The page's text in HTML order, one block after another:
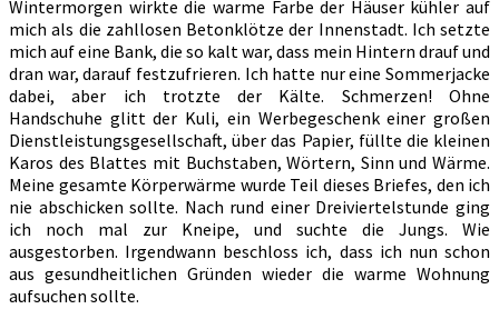
Wintermorgen wirkte die warme Farbe der Häuser kühler auf
mich als die zahllosen Betonklötze der Innenstadt. Ich setzte
mich auf eine Bank, die so kalt war, dass mein Hintern drauf und
dran war, darauf festzufrieren. Ich hatte nur eine Sommerjacke
dabei, aber ich trotzte der Kälte. Schmerzen! Ohne
Handschuhe glitt der Kuli, ein Werbegeschenk einer großen
Dienstleistungsgesellschaft, über das Papier, füllte die kleinen
Karos des Blattes mit Buchstaben, Wörtern, Sinn und Wärme.
Meine gesamte Körperwärme wurde Teil dieses Briefes, den ich
nie abschicken sollte. Nach rund einer Dreiviertelstunde ging
ich noch mal zur Kneipe, und suchte die Jungs. Wie
ausgestorben. Irgendwann beschloss ich, dass ich nun schon
aus gesundheitlichen Gründen wieder die warme Wohnung
aufsuchen sollte.